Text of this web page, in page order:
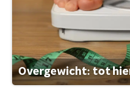
Overgewicht: tot